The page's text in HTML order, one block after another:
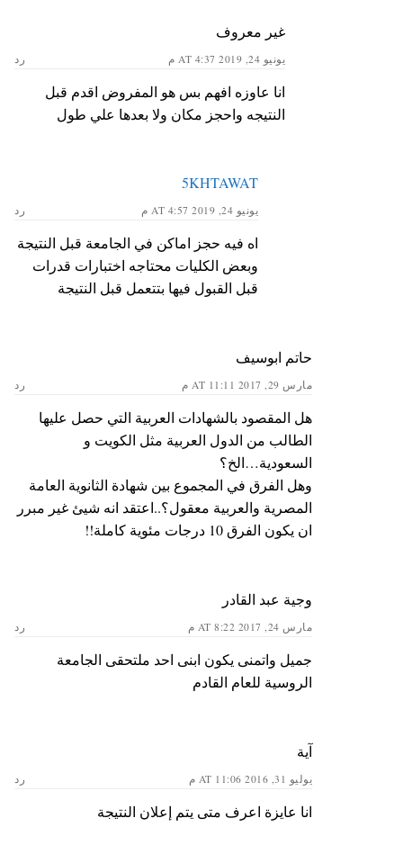
غير معروف
يونيو 24, 2019 AT 4:37 م رد
انا عاوزه افهم بس هو المفروض اقدم قبل
النتيجه واحجز مكان ولا بعدها علي طول
5KHTAWAT
يونيو 24, 2019 AT 4:57 م رد
اه فيه حجز اماكن في الجامعة قبل النتيجة
وبعض الكليات محتاجه اختبارات قدرات
قبل القبول فيها بتتعمل قبل النتيجة
حاتم ابوسيف
مارس 29, 2017 AT 11:11 م رد
هل المقصود بالشهادات العربية التي حصل عليها
الطالب من الدول العربية مثل الكويت و
السعودية…الخ؟
وهل الفرق في المجموع بين شهادة الثانوية العامة
المصرية والعربية معقول؟..اعتقد انه شيئ غير مبرر
ان يكون الفرق 10 درجات مئوية كاملة!!
وجية عبد القادر
مارس 24, 2017 AT 8:22 م رد
جميل واتمنى يكون ابنى احد ملتحقى الجامعة
الروسية للعام القادم
آية
يوليو 31, 2016 AT 11:06 م رد
انا عايزة اعرف متى يتم إعلان النتيجة